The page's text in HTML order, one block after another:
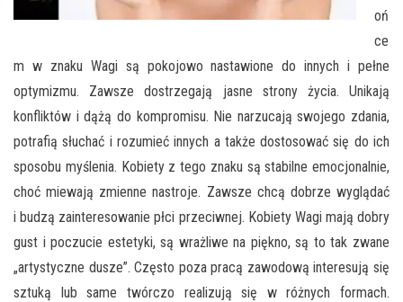
oń
ce
m w znaku Wagi są pokojowo nastawione do innych i pełne
optymizmu. Zawsze dostrzegają jasne strony życia. Unikają
konfliktów i dążą do kompromisu. Nie narzucają swojego zdania,
potrafią słuchać i rozumieć innych a także dostosować się do ich
sposobu myślenia. Kobiety z tego znaku są stabilne emocjonalnie,
choć miewają zmienne nastroje. Zawsze chcą dobrze wyglądać
i budzą zainteresowanie płci przeciwnej. Kobiety Wagi mają dobry
gust i poczucie estetyki, są wrażliwe na piękno, są to tak zwane
„artystyczne dusze”. Często poza pracą zawodową interesują się
sztuką lub same twórczo realizują się w różnych formach.